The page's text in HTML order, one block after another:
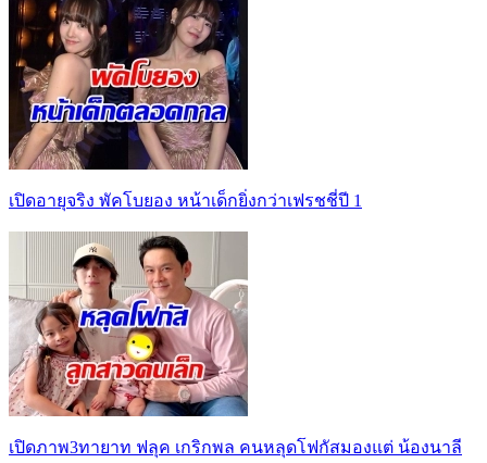
เปิดอายุจริง พัคโบยอง หน้าเด็กยิ่งกว่าเฟรชชี่ปี 1
เปิดภาพ3ทายาท ฟลุค เกริกพล คนหลุดโฟกัสมองแต่ น้องนาลี